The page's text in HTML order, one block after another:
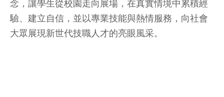
念，讓學生從校園走向展場，在真實情境中累積經
驗、建立自信，並以專業技能與熱情服務，向社會
大眾展現新世代技職人才的亮眼風采。